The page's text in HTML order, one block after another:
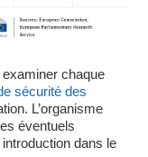
sécurité des
L’organisme
éventuels
dans le